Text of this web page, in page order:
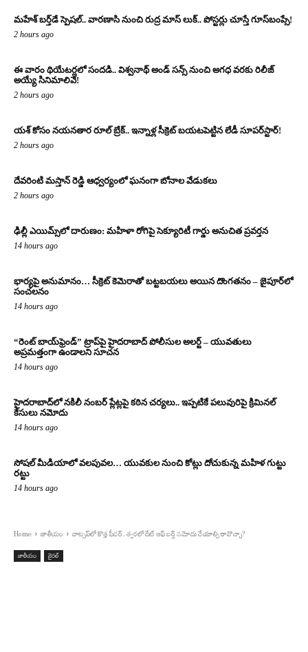
మహేశ్ బర్త్‌డే స్పెషల్.. వారణాసి నుంచి రుద్ర మాస్ లుక్.. పోస్టర్లు చూస్తే గూస్‌బంప్సే!
2 hours ago
ఈ వారం థియేటర్లలో సందడి.. విశ్వనాథ్ అండ్ సన్స్ నుంచి అగధ వరకు రిలీజ్
అయ్యే సినిమాలివే!
2 hours ago
యశ్ కోసం నయనతార రూల్ బ్రేక్.. ఇన్నాళ్ల సీక్రెట్ బయటపెట్టిన లేడీ సూపర్‌స్టార్!
2 hours ago
దేవరింటి మస్తాన్ రెడ్డి ఆధ్వర్యంలో ఘనంగా బోనాల వేడుకలు
2 hours ago
ఢిల్లీ ఎయిమ్స్‌లో దారుణం: మహిళా రోగిపై సెక్యూరిటీ గార్డు అనుచిత ప్రవర్తన
14 hours ago
భార్యపై అనుమానం… సీక్రెట్ కెమెరాతో బట్టబయలు అయిన దొంగతనం – జైపూర్‌లో
సంచలనం
14 hours ago
“రెంట్ బాయ్‌ఫ్రెండ్” ట్రాప్‌పై హైదరాబాద్ పోలీసుల అలర్ట్ – యువతులు
అప్రమత్తంగా ఉండాలని సూచన
14 hours ago
హైదరాబాద్‌లో నకిలీ నంబర్ ప్లేట్లపై కఠిన చర్యలు.. ఇప్పటికే పలువురిపై క్రిమినల్
కేసులు నమోదు
14 hours ago
సోషల్ మీడియాలో వలపువల… యువకుల నుంచి కోట్లు దోచుకున్న మహిళ గుట్టు
రట్టు
14 hours ago